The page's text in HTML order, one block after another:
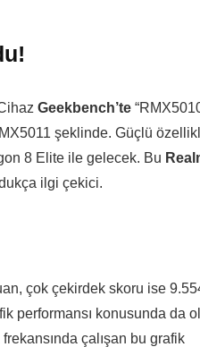
Geekbench’te
şeklinde. Güçlü
8 Elite ile gelecek. Bu
ilgi çekici.
çok çekirdek skoru ise
performansı konusunda da
çalışan bu grafik